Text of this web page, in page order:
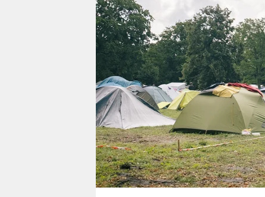
verlag
verlag
veranstaltungen
shop
fragen & hilfe
unterstützen
abo
genossenschaft